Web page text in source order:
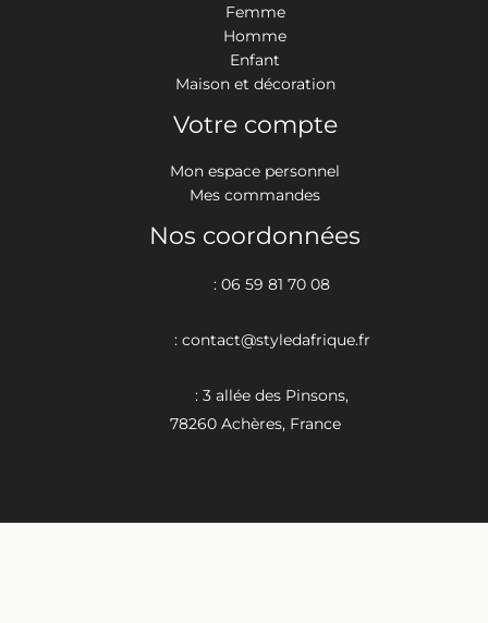
Femme
Homme
Enfant
Maison et décoration
Votre compte
Mon espace personnel
Mes commandes
Nos coordonnées
: 06 59 81 70 08
: contact@styledafrique.fr
: 3 allée des Pinsons,
78260 Achères, France